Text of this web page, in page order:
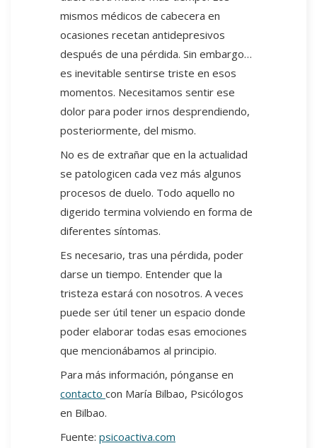
mismos médicos de cabecera en
ocasiones recetan antidepresivos
después de una pérdida. Sin embargo…
es inevitable sentirse triste en esos
momentos. Necesitamos sentir ese
dolor para poder irnos desprendiendo,
posteriormente, del mismo.
No es de extrañar que en la actualidad
se patologicen cada vez más algunos
procesos de duelo. Todo aquello no
digerido termina volviendo en forma de
diferentes síntomas.
Es necesario, tras una pérdida, poder
darse un tiempo. Entender que la
tristeza estará con nosotros. A veces
puede ser útil tener un espacio donde
poder elaborar todas esas emociones
que mencionábamos al principio.
Para más información, pónganse en
contacto con María Bilbao, Psicólogos
en Bilbao.
Fuente: psicoactiva.com